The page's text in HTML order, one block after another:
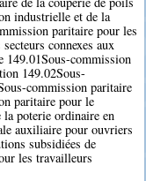
industrielle et de la
paritaire pour les
connexes aux
149.01Sous-commission
149.02Sous-
commission paritaire
paritaire pour le
poterie ordinaire en
auxiliaire pour ouvriers
subsidiées de
les travailleurs